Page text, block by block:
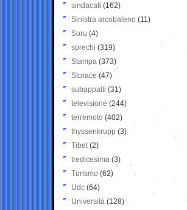
sindacati (162)
Sinistra arcobaleno (11)
Soru (4)
sprechi (319)
Stampa (373)
Storace (47)
subappalti (31)
televisione(244)
terremoto (402)
thyssenkrupp (3)
Tibet(2)
tredicesima (3)
Turismo (62)
Udc (64)
Università (128)